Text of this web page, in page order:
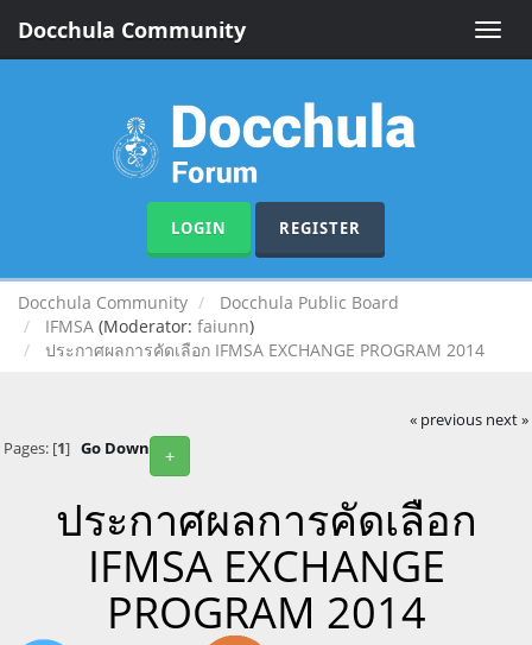
Toggle
Docchula Community
LOGIN REGISTER
Docchula Community
Docchula Public Board
IFMSA (Moderator: faiunn)
ประกาศผลการคัดเลือก IFMSA EXCHANGE PROGRAM 2014
« previous next »
+
Pages: [1] Go Down
ประกาศผลการคัดเลือก
IFMSA EXCHANGE
PROGRAM 2014